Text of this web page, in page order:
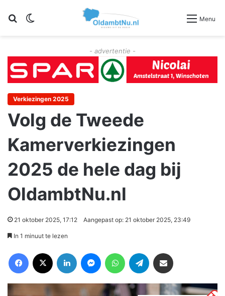
Zoeken Menu
- advertentie -
Verkiezingen 2025
Volg de Tweede
Kamerverkiezingen
2025 de hele dag bij
OldambtNu.nl
21 oktober 2025, 17:12 Aangepast op: 21 oktober 2025, 23:49
In 1 minuut te lezen